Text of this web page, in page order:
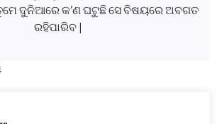
ଦୁନିଆରେ କ’ଣ ଘଟୁଛି ସେ ବିଷୟରେ ଅବଗତ
ରହିପାରିବ |